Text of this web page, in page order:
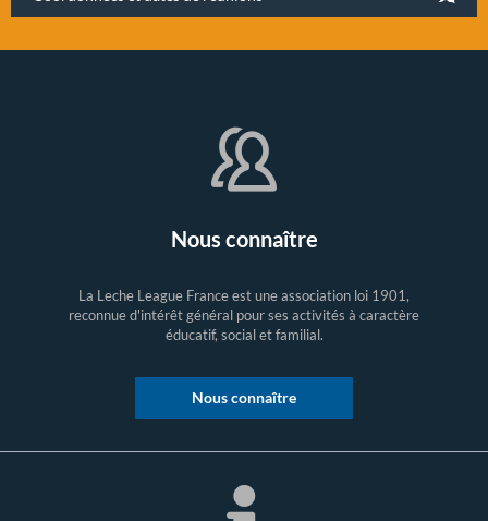
Nous connaître
La Leche League France est une association loi 1901,
reconnue d'intérêt général pour ses activités à caractère
éducatif, social et familial.
Nous connaître